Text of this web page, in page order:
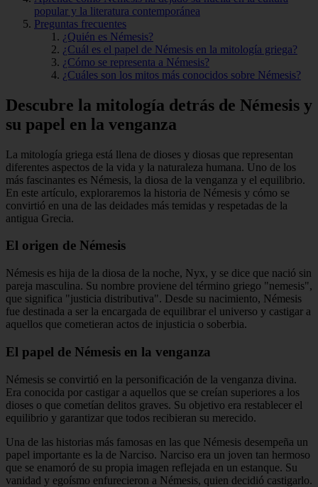
popular y la literatura contemporánea
Preguntas frecuentes
¿Quién es Némesis?
¿Cuál es el papel de Némesis en la mitología griega?
¿Cómo se representa a Némesis?
¿Cuáles son los mitos más conocidos sobre Némesis?
Descubre la mitología detrás de Némesis y
su papel en la venganza
La mitología griega está llena de dioses y diosas que representan
diferentes aspectos de la vida y la naturaleza humana. Uno de los
más fascinantes es Némesis, la diosa de la venganza y el equilibrio.
En este artículo, exploraremos la historia de Némesis y cómo se
convirtió en una de las deidades más temidas y respetadas de la
antigua Grecia.
El origen de Némesis
Némesis es hija de la diosa de la noche, Nyx, y se dice que nació sin
pareja masculina. Su nombre proviene del término griego "nemesis",
que significa "justicia distributiva". Desde su nacimiento, Némesis
fue destinada a ser la encargada de equilibrar el universo y castigar a
aquellos que cometieran actos de injusticia o soberbia.
El papel de Némesis en la venganza
Némesis se convirtió en la personificación de la venganza divina.
Era conocida por castigar a aquellos que se creían superiores a los
dioses o que cometían delitos graves. Su objetivo era restablecer el
equilibrio y garantizar que todos recibieran su merecido.
Una de las historias más famosas en las que Némesis desempeña un
papel importante es la de Narciso. Narciso era un joven tan hermoso
que se enamoró de su propia imagen reflejada en un estanque. Su
vanidad y egoísmo enfurecieron a Némesis, quien decidió castigarlo.